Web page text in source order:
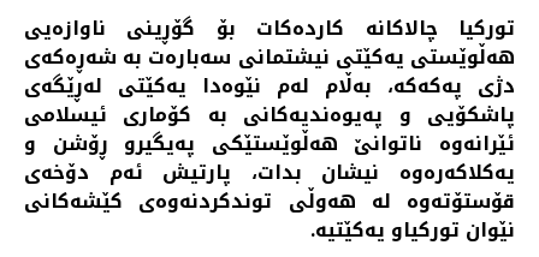
تورکیا چالاکانە کاردەکات بۆ گۆڕینی ناوازەیی
هەڵوێستی یەکێتی نیشتمانی سەبارەت بە شەڕەکەی
دژی پەکەکە، بەڵام لەم نێوەدا یەکێتی لەڕێگەی
پاشکۆیی و پەیوەندیەکانی بە کۆماری ئیسلامی
ئێرانەوە ناتوانێ هەڵوێستێکی پەیگیرو ڕۆشن و
یەکلاکەرەوە نیشان بدات، پارتیش ئەم دۆخەی
قۆستۆتەوە لە هەوڵی توندکردنەوەی کێشەکانی
نێوان تورکیاو یەکێتیە.